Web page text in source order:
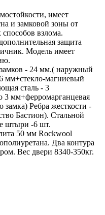
имеет
и замковой зоны от
взлома.
защита
Модель имеет
- 24 мм.( наружный
мм+стекло-магниевый
сталь - 3
3 мм+ферромарганцевая
замка) Ребра жесткости -
Бастион). Стальной
штыри -6 шт.
50 мм Rockwool
Два контура
Вес двери 8340-350кг.